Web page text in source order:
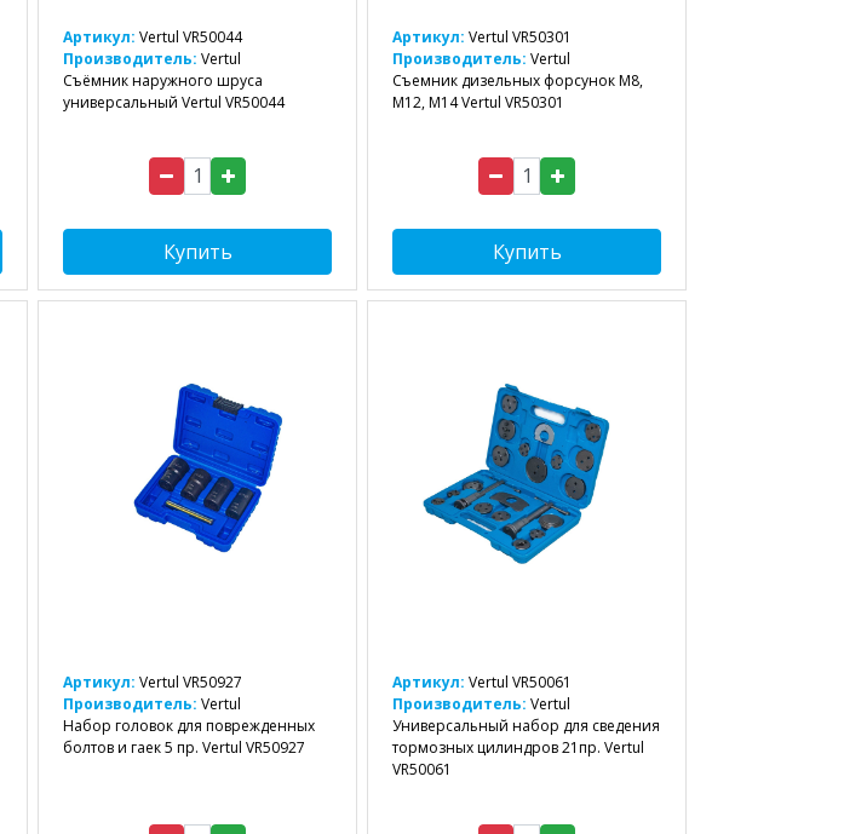
Артикул: Vertul VR50044
Производитель: Vertul
Съёмник наружного шруса
универсальный Vertul VR50044
Купить
Артикул: Vertul VR50301
Производитель: Vertul
Съемник дизельных форсунок M8,
M12, M14 Vertul VR50301
Купить
Артикул: Vertul VR50927
Производитель: Vertul
Набор головок для поврежденных
болтов и гаек 5 пр. Vertul VR50927
Артикул: Vertul VR50061
Производитель: Vertul
Универсальный набор для сведения
тормозных цилиндров 21пр. Vertul
VR50061